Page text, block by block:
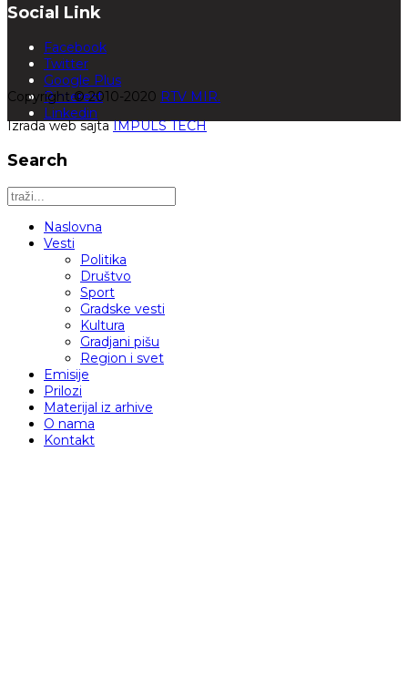
Social Link
Facebook
Twitter
Google Plus
Pinterest
Linkedin
Copyright © 2010-2020 RTV MIR.
Izrada web sajtaIMPULS TECH
Search
Naslovna
Vesti
Politika
Društvo
Sport
Gradske vesti
Kultura
Gradjani pišu
Region i svet
Emisije
Prilozi
Materijal iz arhive
O nama
Kontakt